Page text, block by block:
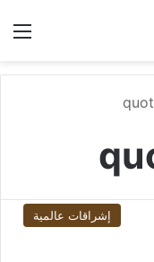
إشراقات عالمية